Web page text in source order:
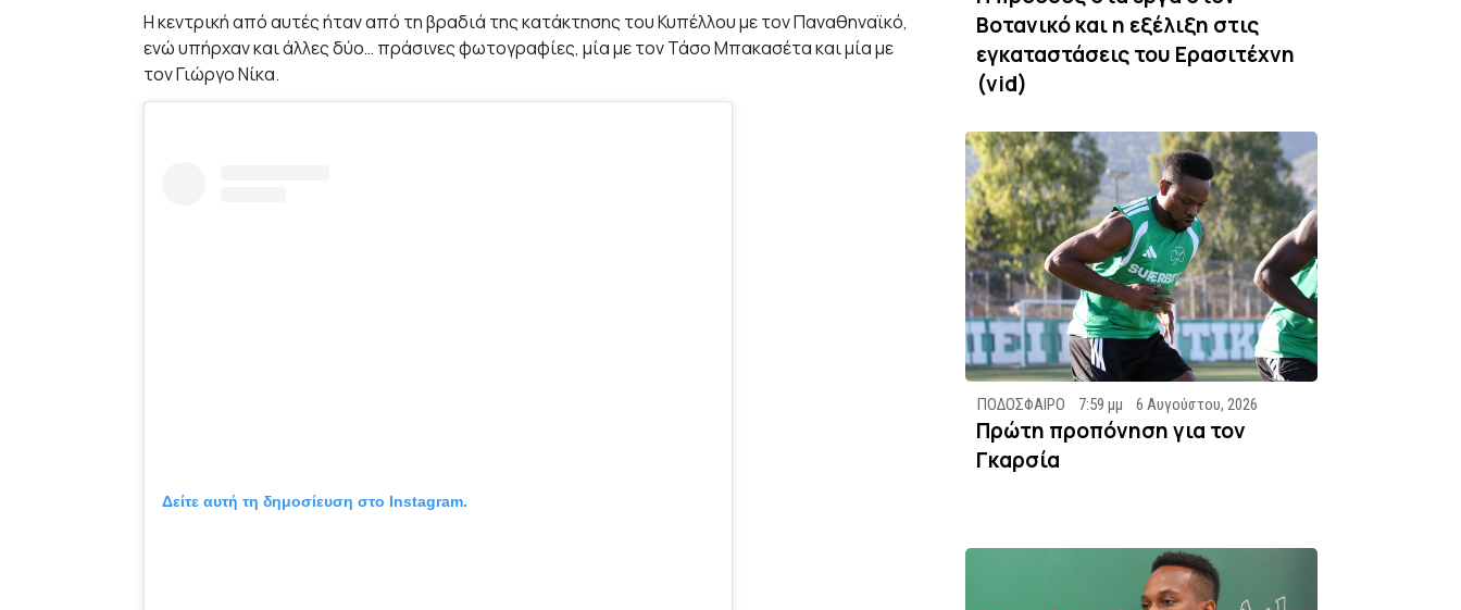
Η κεντρική από αυτές ήταν από τη βραδιά της κατάκτησης του Κυπέλλου με τον Παναθηναϊκό,
ενώ υπήρχαν και άλλες δύο… πράσινες φωτογραφίες, μία με τον Τάσο Μπακασέτα και μία με
τον Γιώργο Νίκα.
Δείτε αυτή τη δημοσίευση στο Instagram.
Βοτανικό και η εξέλιξη στις
εγκαταστάσεις του Ερασιτέχνη
(vid)
ΠΟΔΟΣΦΑΙΡΟ 7:59 μμ 6 Αυγούστου, 2026
Πρώτη προπόνηση για τον
Γκαρσία